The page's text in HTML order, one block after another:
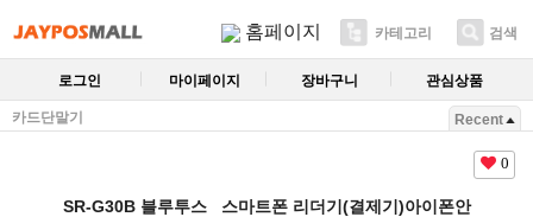
홈페이지 카테고리 검색
로그인 마이페이지 장바구니 관심상품
카드단말기 Recent
0
SR-G30B 블루투스 스마트폰 리더기(결제기)아이폰안